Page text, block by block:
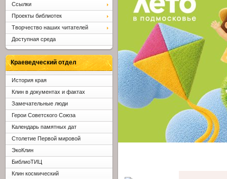
Ссылки
Проекты библиотек
Творчество наших читателей
Доступная среда
Краеведческий отдел
История края
Клин в документах и фактах
Замечательные люди
Герои Советского Союза
Календарь памятных дат
Столетие Первой мировой
ЭкоКлин
БиблиоТИЦ
Клин космический